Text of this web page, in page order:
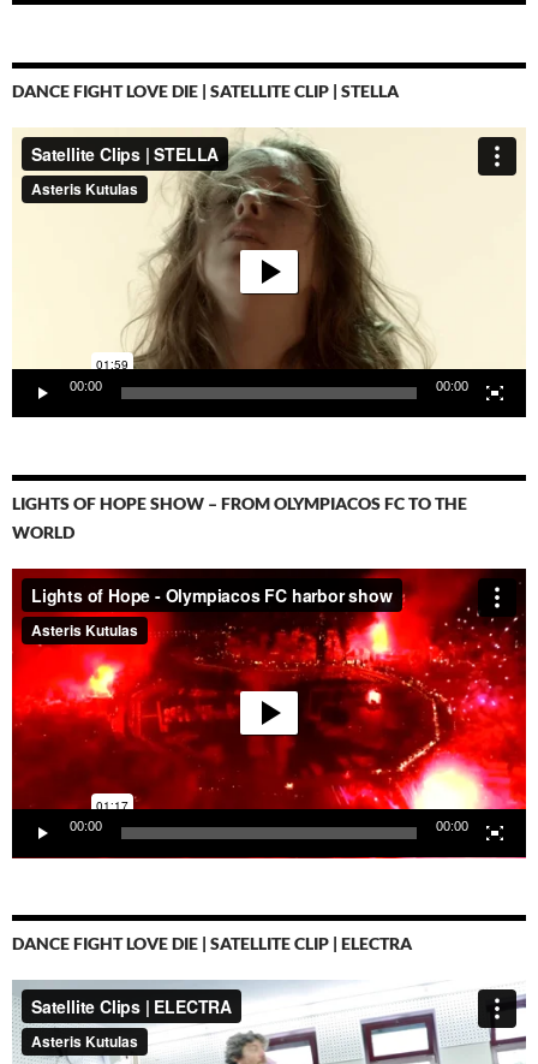
DANCE FIGHT LOVE DIE | SATELLITE CLIP | STELLA
Video-
Player
00:00 00:00
LIGHTS OF HOPE SHOW – FROM OLYMPIACOS FC TO THE
WORLD
Video-
Player
00:00 00:00
DANCE FIGHT LOVE DIE | SATELLITE CLIP | ELECTRA
Video-
Player